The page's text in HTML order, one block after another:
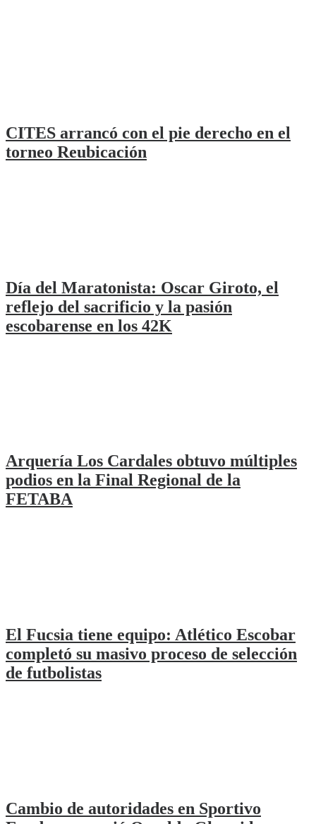
CITES arrancó con el pie derecho en el
torneo Reubicación
Día del Maratonista: Oscar Giroto, el
reflejo del sacrificio y la pasión
escobarense en los 42K
Arquería Los Cardales obtuvo múltiples
podios en la Final Regional de la
FETABA
El Fucsia tiene equipo: Atlético Escobar
completó su masivo proceso de selección
de futbolistas
Cambio de autoridades en Sportivo